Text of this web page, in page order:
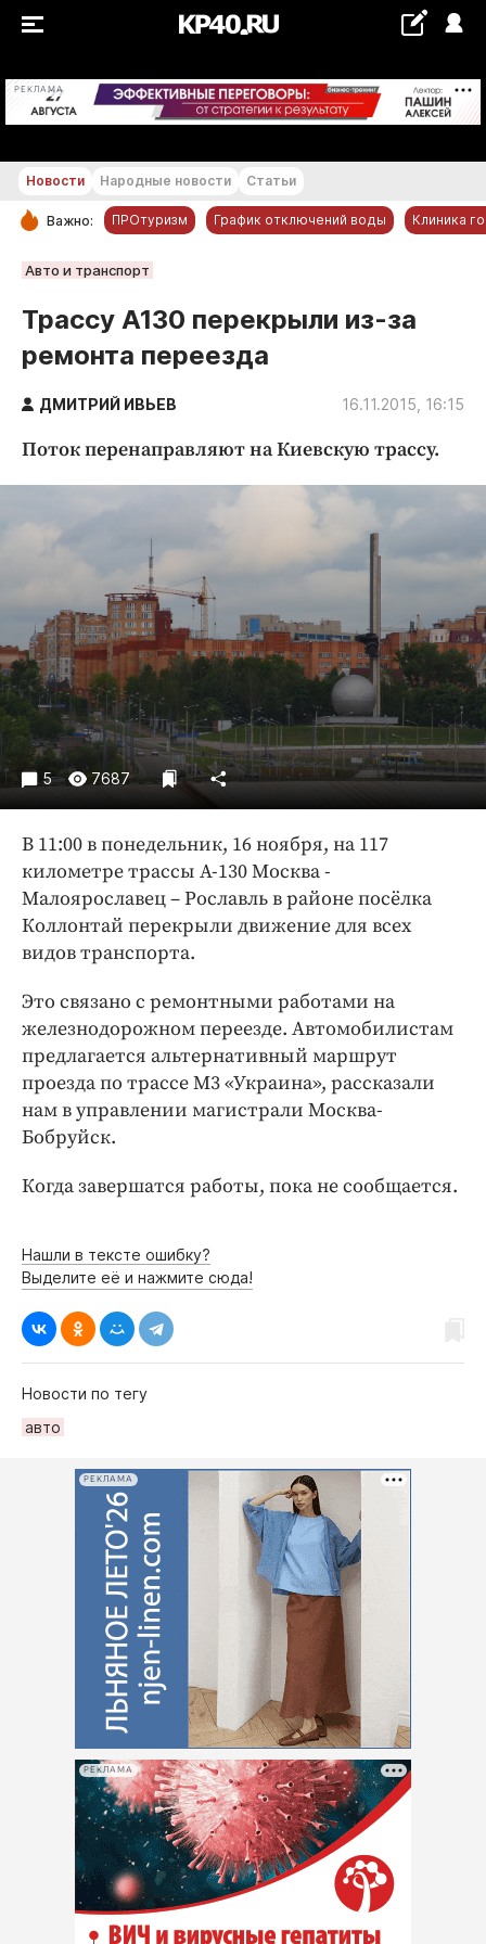
РЕКЛАМА +21...+22 °С
РУБРИКИ
Обнинск
Новости компаний
Статьи
Народные новости
Благоустройство
Недвижимость и ЖКХ
Образование
Общество
Погода
Праздники
Происшествия
Спорт
Экономика и бизнес
ПРОЕКТЫ
Блоги
Издания
Медиаперсона
Клиника года
Бренд года
Работодатель года
Новости Народные новости Статьи
Важно: ПРОтуризм График отключений воды Клиника
Авто и транспорт
Трассу А130 перекрыли из-за
ремонта переезда
ДМИТРИЙ ИВЬЕВ 16.11.2015, 16:15
Поток перенаправляют на Киевскую трассу.
5 7687
В 11:00 в понедельник, 16 ноября, на 117
километре трассы А-130 Москва -
Малоярославец – Рославль в районе посёлка
Коллонтай перекрыли движение для всех
видов транспорта.
Это связано с ремонтными работами на
железнодорожном переезде. Автомобилистам
предлагается альтернативный маршрут
проезда по трассе М3 «Украина», рассказали
нам в управлении магистрали Москва-
Бобруйск.
Когда завершатся работы, пока не сообщается.
Нашли в тексте ошибку?
Выделите её и нажмите сюда!
Новости по тегу
авто
РЕКЛАМА
РЕКЛАМА